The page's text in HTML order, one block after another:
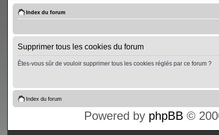
Index du forum
Supprimer tous les cookies du forum
Êtes-vous sûr de vouloir supprimer tous les cookies réglés par ce forum ?
Index du forum
Powered by phpBB ©